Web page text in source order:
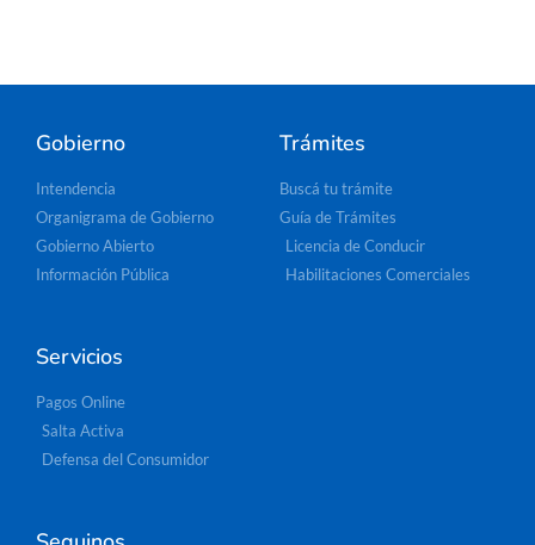
Gobierno
Intendencia
Organigrama de Gobierno
Gobierno Abierto
Información Pública
Trámites
Buscá tu trámite
Guía de Trámites
Licencia de Conducir
Habilitaciones Comerciales
Servicios
Pagos Online
Salta Activa
Defensa del Consumidor